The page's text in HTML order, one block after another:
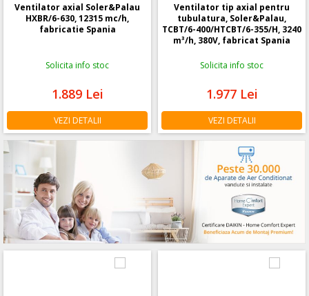
Ventilator axial Soler&Palau
HXBR/6-630, 12315 mc/h,
fabricatie Spania
Solicita info stoc
1.889 Lei
VEZI DETALII
Ventilator tip axial pentru
tubulatura, Soler&Palau,
TCBT/6-400/HTCBT/6-355/H, 3240
m³/h, 380V, fabricat Spania
Solicita info stoc
1.977 Lei
VEZI DETALII